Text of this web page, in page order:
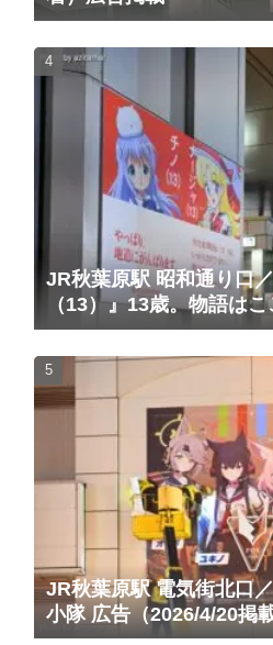
JR秋葉原駅 昭和通り口
（13）』13歳。物語は
る。広告（2025/10/20掲
JR秋葉原駅 電気街北口
小隊 広告（2026/4/20掲